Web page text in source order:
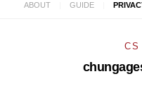
ABOUT GUIDE
CS